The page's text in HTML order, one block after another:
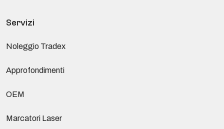
Servizi
Noleggio Tradex
Approfondimenti
OEM
Marcatori Laser